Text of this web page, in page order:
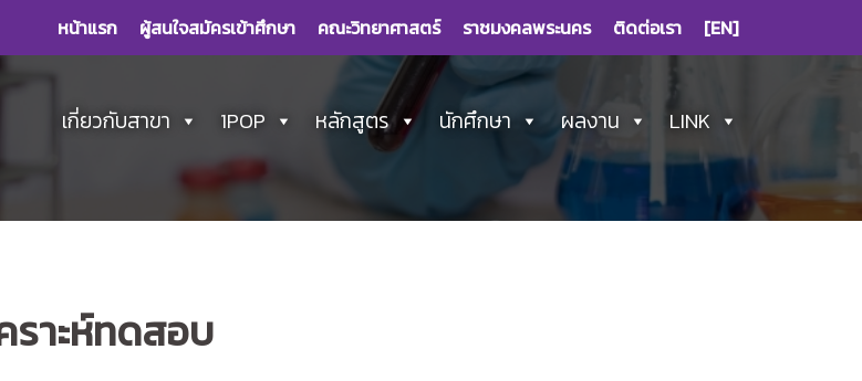
หน้าแรก ผู้สนใจสมัครเข้าศึกษา คณะวิทยาศาสตร์ ราชมงคลพระนคร ติดต่อเรา [EN]
เกี่ยวกับสาขา 1POP หลักสูตร นักศึกษา ผลงาน LINK
ราะห์ทดสอบ